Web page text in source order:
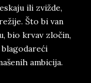
ili zvižde,
Što bi van
bio krvav zločin,
ambicija.